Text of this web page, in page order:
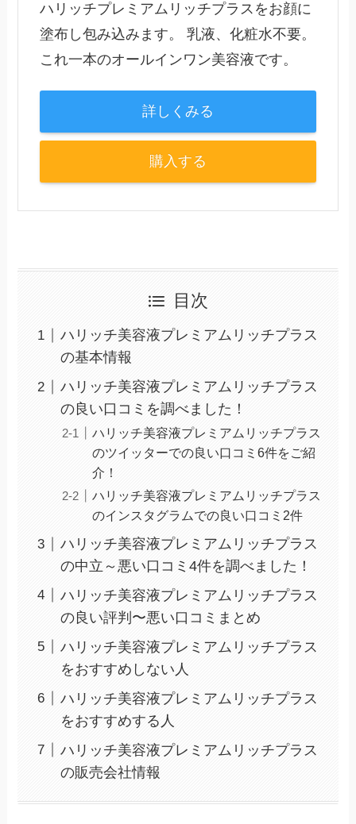
ハリッチプレミアムリッチプラスをお顔に
塗布し包み込みます。 乳液、化粧水不要。
これ一本のオールインワン美容液です。
詳しくみる
購入する
目次
ハリッチ美容液プレミアムリッチプラス
の基本情報
ハリッチ美容液プレミアムリッチプラス
の良い口コミを調べました！
ハリッチ美容液プレミアムリッチプラス
のツイッターでの良い口コミ6件をご紹
介！
ハリッチ美容液プレミアムリッチプラス
のインスタグラムでの良い口コミ2件
ハリッチ美容液プレミアムリッチプラス
の中立～悪い口コミ4件を調べました！
ハリッチ美容液プレミアムリッチプラス
の良い評判〜悪い口コミまとめ
ハリッチ美容液プレミアムリッチプラス
をおすすめしない人
ハリッチ美容液プレミアムリッチプラス
をおすすめする人
ハリッチ美容液プレミアムリッチプラス
の販売会社情報